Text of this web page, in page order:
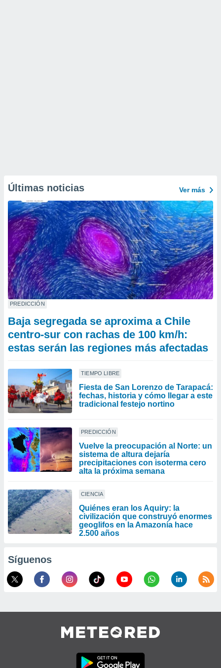
Últimas noticias Ver más
PREDICCIÓN
Baja segregada se aproxima a Chile
centro-sur con rachas de 100 km/h:
estas serán las regiones más afectadas
TIEMPO LIBRE
Fiesta de San Lorenzo de Tarapacá:
fechas, historia y cómo llegar a este
tradicional festejo nortino
PREDICCIÓN
Vuelve la preocupación al Norte: un
sistema de altura dejaría
precipitaciones con isoterma cero
alta la próxima semana
CIENCIA
Quiénes eran los Aquiry: la
civilización que construyó enormes
geoglifos en la Amazonía hace
2.500 años
Síguenos